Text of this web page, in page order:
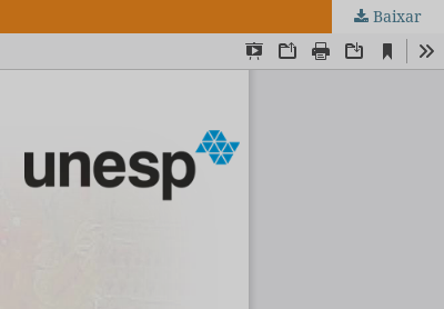
Baixar